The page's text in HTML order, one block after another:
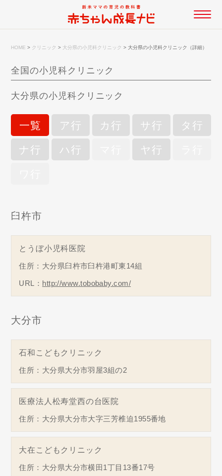
HOME > クリニック > 大分県の小児科クリニック > 大分県の小児科クリニック（詳細）
全国の小児科クリニック
大分県の小児科クリニック
一覧 ア行 カ行 サ行 タ行
ナ行 ハ行 ヤ行
臼杵市
とうぼ小児科医院
住所：大分県臼杵市臼杵港町東14組
URL： http://www.tobobaby.com/
大分市
石和こどもクリニック
住所：大分県大分市羽屋3組の2
医療法人松寿堂西の台医院
住所：大分県大分市大字三芳椎迫1955番地
大在こどもクリニック
住所：大分県大分市横田1丁目13番17号